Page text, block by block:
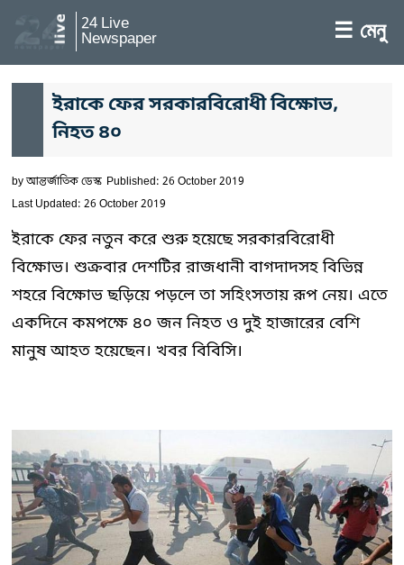
24 Live
Newspaper ☰ মেনু
ইরাকে ফের সরকারবিরোধী বিক্ষোভ,
নিহত ৪০
byআন্তর্জাতিক ডেস্ক Published: 26 October 2019
Last Updated: 26 October 2019
ইরাকে ফের নতুন করে শুরু হয়েছে সরকারবিরোধী
বিক্ষোভ। শুক্রবার দেশটির রাজধানী বাগদাদসহ বিভিন্ন
শহরে বিক্ষোভ ছড়িয়ে পড়লে তা সহিংসতায় রূপ নেয়। এতে
একদিনে কমপক্ষে ৪০ জন নিহত ও দুই হাজারের বেশি
মানুষ আহত হয়েছেন। খবর বিবিসি।